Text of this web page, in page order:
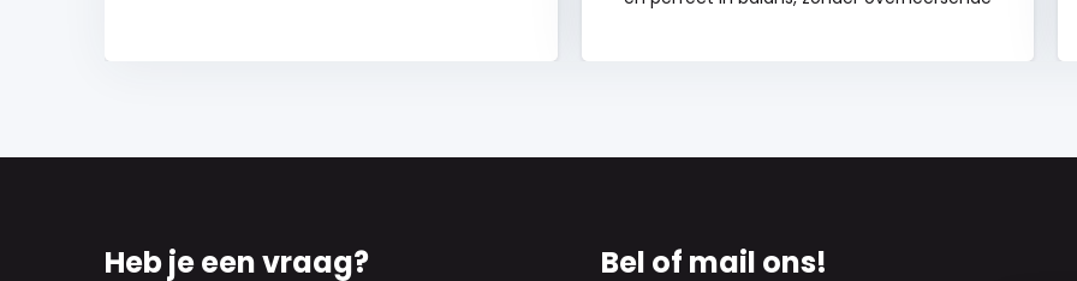
Heb je een vraag? Bel of mail ons!